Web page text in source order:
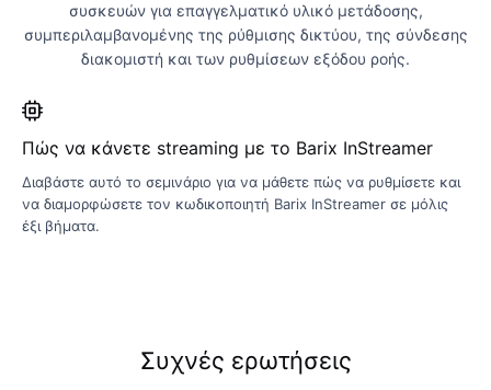
συσκευών για επαγγελματικό υλικό μετάδοσης,
συμπεριλαμβανομένης της ρύθμισης δικτύου, της σύνδεσης
διακομιστή και των ρυθμίσεων εξόδου ροής.
Πώς να κάνετε streaming με το Barix InStreamer
Διαβάστε αυτό το σεμινάριο για να μάθετε πώς να ρυθμίσετε και
να διαμορφώσετε τον κωδικοποιητή Barix InStreamer σε μόλις
έξι βήματα.
Συχνές ερωτήσεις